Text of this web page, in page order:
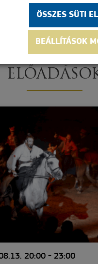
20:00 - 23:00
ÖSSZES SÜTI
BEÁLLÍTÁSOK